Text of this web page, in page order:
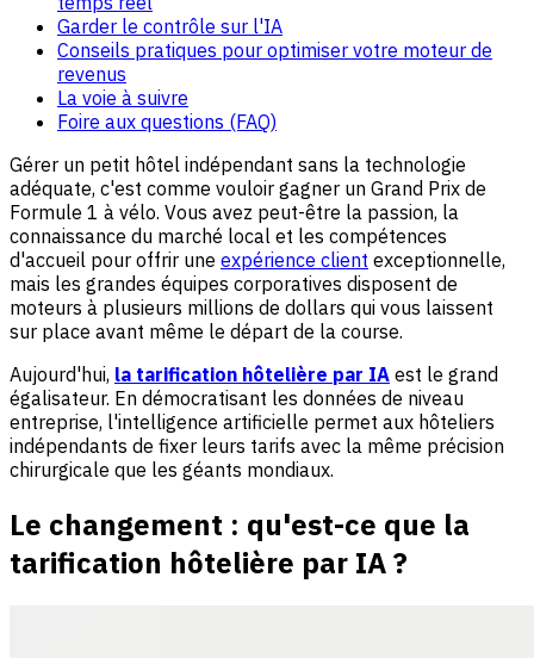
Garder le contrôle sur l'IA
Conseils pratiques pour optimiser votre moteur de
revenus
La voie à suivre
Foire aux questions (FAQ)
Gérer un petit hôtel indépendant sans la technologie
adéquate, c'est comme vouloir gagner un Grand Prix de
Formule 1 à vélo. Vous avez peut-être la passion, la
connaissance du marché local et les compétences
d'accueil pour offrir une expérience client exceptionnelle,
mais les grandes équipes corporatives disposent de
moteurs à plusieurs millions de dollars qui vous laissent
sur place avant même le départ de la course.
Aujourd'hui, la tarification hôtelière par IA est le grand
égalisateur. En démocratisant les données de niveau
entreprise, l'intelligence artificielle permet aux hôteliers
indépendants de fixer leurs tarifs avec la même précision
chirurgicale que les géants mondiaux.
Le changement : qu'est-ce que la
tarification hôtelière par IA ?